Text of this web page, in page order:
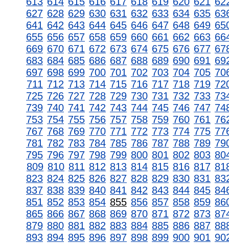
627 628 629 630 631 632 633 634 635
641 642 643 644 645 646 647 648 649
655 656 657 658 659 660 661 662 663
669 670 671 672 673 674 675 676 677
683 684 685 686 687 688 689 690 691
697 698 699 700 701 702 703 704 705
711 712 713 714 715 716 717 718 719
725 726 727 728 729 730 731 732 733
739 740 741 742 743 744 745 746 747
753 754 755 756 757 758 759 760 761
767 768 769 770 771 772 773 774 775
781 782 783 784 785 786 787 788 789
795 796 797 798 799 800 801 802 803
809 810 811 812 813 814 815 816 817
823 824 825 826 827 828 829 830 831
837 838 839 840 841 842 843 844 845
851 852 853 854 855 856 857 858 859
865 866 867 868 869 870 871 872 873
879 880 881 882 883 884 885 886 887
893 894 895 896 897 898 899 900 901